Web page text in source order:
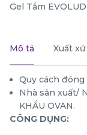
Gel Tắm
Mô tả Xuất xứ
Quy cách đóng
Nhà sản xuất/
KHẨU OVAN.
CÔNG DỤNG: